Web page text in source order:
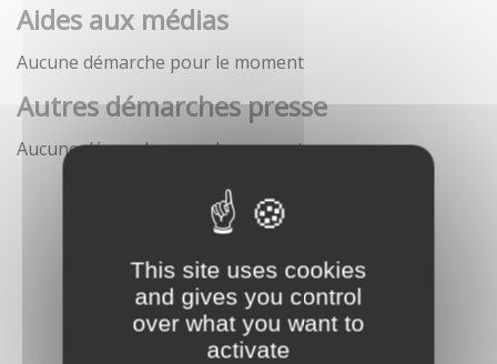
This site uses cookies
and gives you control
over what you want to
activate
Aides aux médias
Aucune démarche pour le moment
Autres démarches presse
Aucune démarche pour le moment